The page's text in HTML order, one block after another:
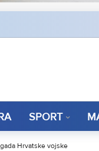
SPORT
Hrvatske vojske